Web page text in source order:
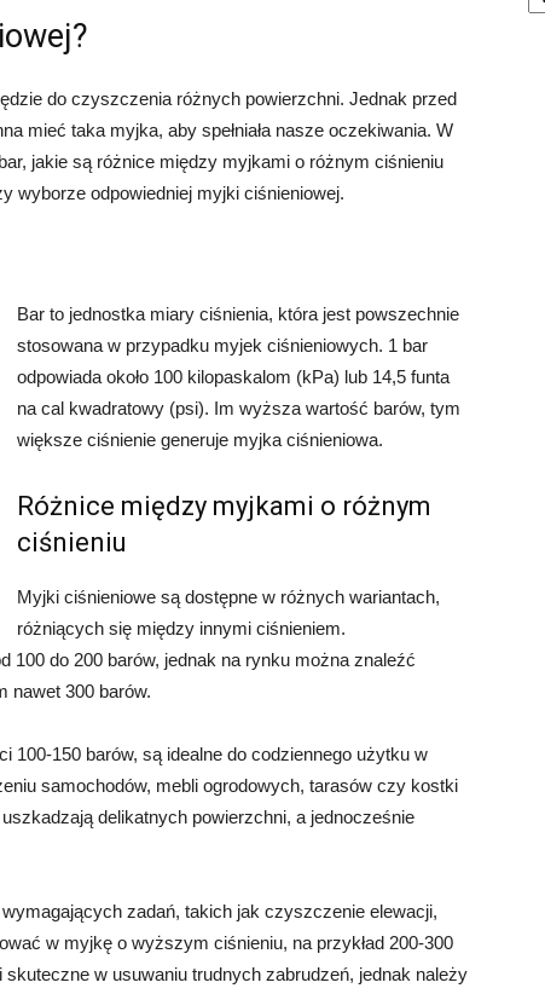
do czyszczenia różnych powierzchni. Jednak przed
mieć taka myjka, aby spełniała nasze oczekiwania. W
jakie są różnice między myjkami o różnym ciśnieniu
wyborze odpowiedniej myjki ciśnieniowej.
Bar to jednostka miary ciśnienia, która jest powszechnie
stosowana w przypadku myjek ciśnieniowych. 1 bar
odpowiada około 100 kilopaskalom (kPa) lub 14,5 funta
na cal kwadratowy (psi). Im wyższa wartość barów, tym
większe ciśnienie generuje myjka ciśnieniowa.
Różnice między myjkami o różnym
ciśnieniu
Myjki ciśnieniowe są dostępne w różnych wariantach,
różniących się między innymi ciśnieniem.
100 do 200 barów, jednak na rynku można znaleźć
nawet 300 barów.
100-150 barów, są idealne do codziennego użytku w
samochodów, mebli ogrodowych, tarasów czy kostki
delikatnych powierzchni, a jednocześnie
zadań, takich jak czyszczenie elewacji,
w myjkę o wyższym ciśnieniu, na przykład 200-300
w usuwaniu trudnych zabrudzeń, jednak należy